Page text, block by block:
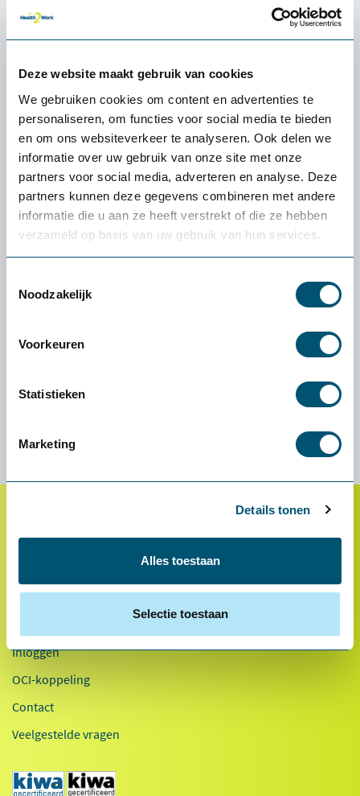
Deze website maakt gebruik van cookies
We gebruiken cookies om content en advertenties te
personaliseren, om functies voor social media te bieden
en om ons websiteverkeer te analyseren. Ook delen we
informatie over uw gebruik van onze site met onze
partners voor social media, adverteren en analyse. Deze
partners kunnen deze gegevens combineren met andere
informatie die u aan ze heeft verstrekt of die ze hebben
verzameld op basis van uw gebruik van hun services.
Noodzakelijk
Voorkeuren
Statistieken
Marketing
Details tonen
Alles toestaan
Selectie toestaan
Bel 088 240 00 60 of stel je vraag via onze chat.
Klantenservice
Betalen
Inloggen
OCI-koppeling
Contact
Veelgestelde vragen